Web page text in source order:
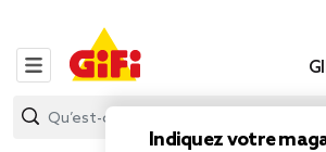
Indiquez votre